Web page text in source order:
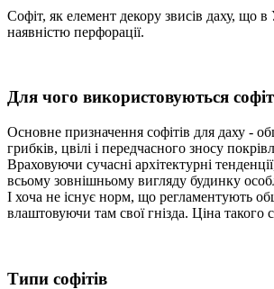
Софіт, як елемент декору звисів даху, що
наявністю перфорації.
Для чого використовуються
Основне призначення софітів для даху -
грибків, цвілі і передчасного зносу
Враховуючи сучасні архітектурні
всьому зовнішньому вигляду будинку
І хоча не існує норм, що регламентують
влаштовуючи там свої гнізда. Ціна
Типи софітів